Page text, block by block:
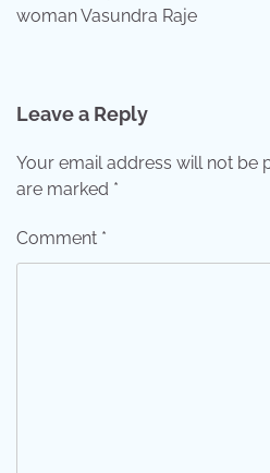
woman Vasundra Raje
Leave a Reply
Your email address will not be
are marked *
Comment *